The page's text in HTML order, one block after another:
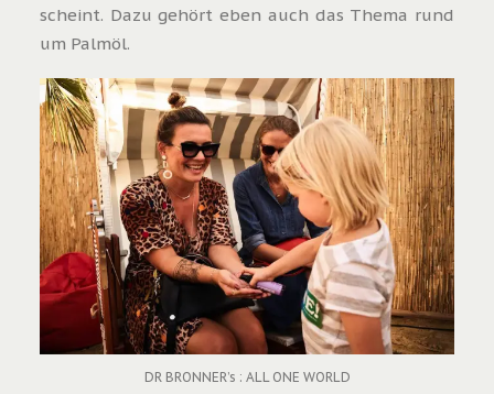
scheint. Dazu gehört eben auch das Thema rund
um Palmöl.
DR BRONNER’s : ALL ONE WORLD